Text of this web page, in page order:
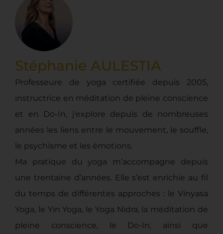
Stéphanie AULESTIA
Professeure de yoga certifiée depuis 2005,
instructrice en méditation de pleine conscience
et en Do-In, j'explore depuis de nombreuses
années les liens entre le mouvement, le souffle,
le psychisme et les émotions.
Ma pratique du yoga m’accompagne depuis
une trentaine d’années. Elle s’est enrichie au fil
du temps de différentes approches : le Vinyasa
Yoga, le Yin Yoga, le Yoga Nidra, la méditation de
pleine conscience, le Do-In, ainsi que